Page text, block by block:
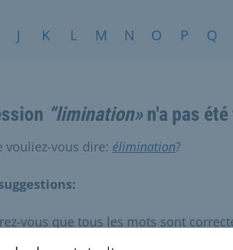
J K L M N O P Q
“limination» n'a pas
vouliez-vous dire: élimination?
vous que tous les mots sont